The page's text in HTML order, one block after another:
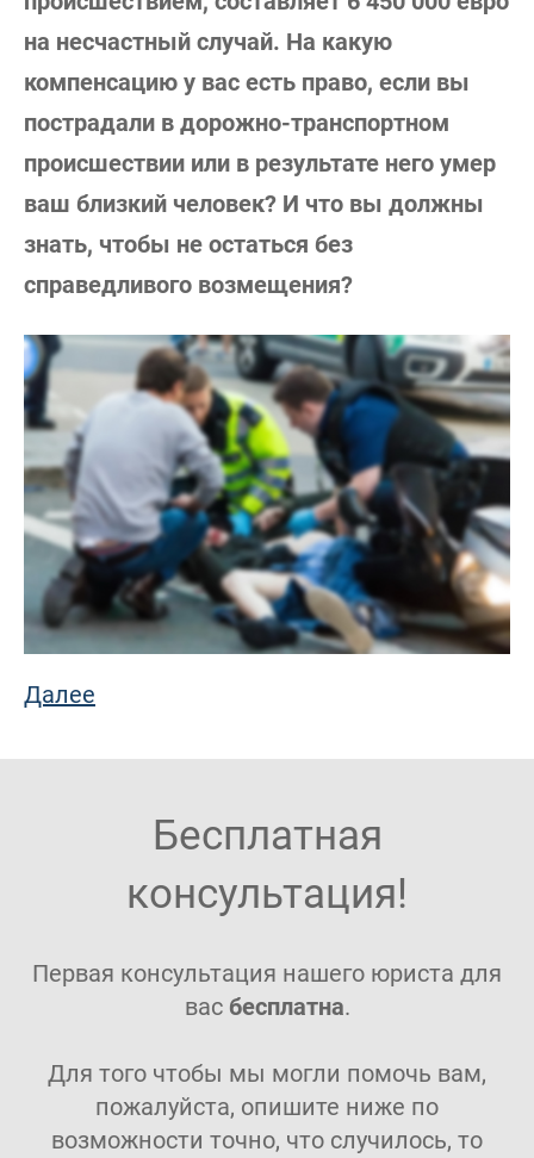
на несчастный случай. На какую
компенсацию у вас есть право, если вы
пострадали в дорожно-транспортном
происшествии или в результате него умер
ваш близкий человек? И что вы должны
знать, чтобы не остаться без
справедливого возмещения?
Далее
Бесплатная
консультация!
Первая консультация нашего юриста для
вас бесплатна.
Для того чтобы мы могли помочь вам,
пожалуйста, опишите ниже по
возможности точно, что случилось, то